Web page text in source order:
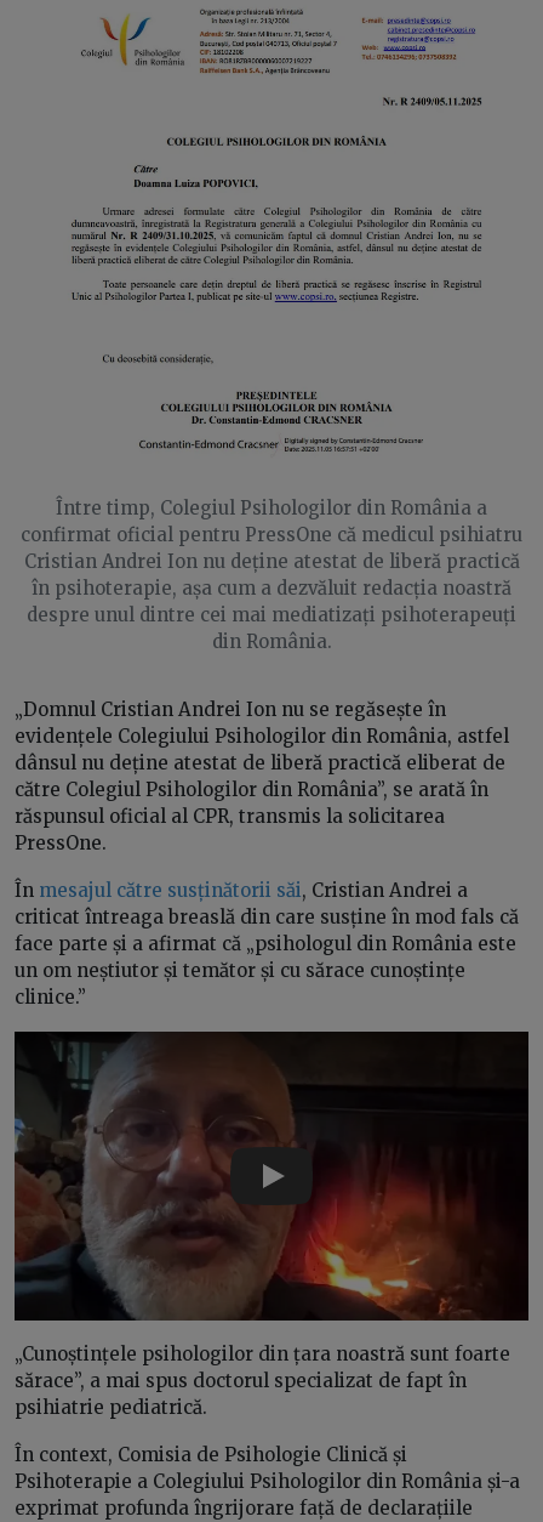
Între timp, Colegiul Psihologilor din România a
confirmat oficial pentru PressOne că medicul psihiatru
Cristian Andrei Ion nu deține atestat de liberă practică
în psihoterapie, așa cum a dezvăluit redacția noastră
despre unul dintre cei mai mediatizați psihoterapeuți
din România.
„Domnul Cristian Andrei Ion nu se regăsește în
evidențele Colegiului Psihologilor din România, astfel
dânsul nu deține atestat de liberă practică eliberat de
către Colegiul Psihologilor din România”, se arată în
răspunsul oficial al CPR, transmis la solicitarea
PressOne.
În mesajul către susținătorii săi, Cristian Andrei a
criticat întreaga breaslă din care susține în mod fals că
face parte și a afirmat că „psihologul din România este
un om neștiutor și temător și cu sărace cunoștințe
clinice.”
Play
„Cunoștințele psihologilor din țara noastră sunt foarte
sărace”, a mai spus doctorul specializat de fapt în
psihiatrie pediatrică.
În context, Comisia de Psihologie Clinică și
Psihoterapie a Colegiului Psihologilor din România și-a
exprimat profunda îngrijorare față de declarațiile